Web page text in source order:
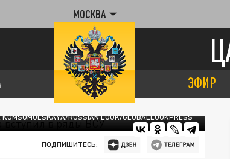
МОСКВА
ЭФИР
RUSSIAN LOOK/GLOBALLOOKPRESS
ПОДПИШИТЕСЬ: